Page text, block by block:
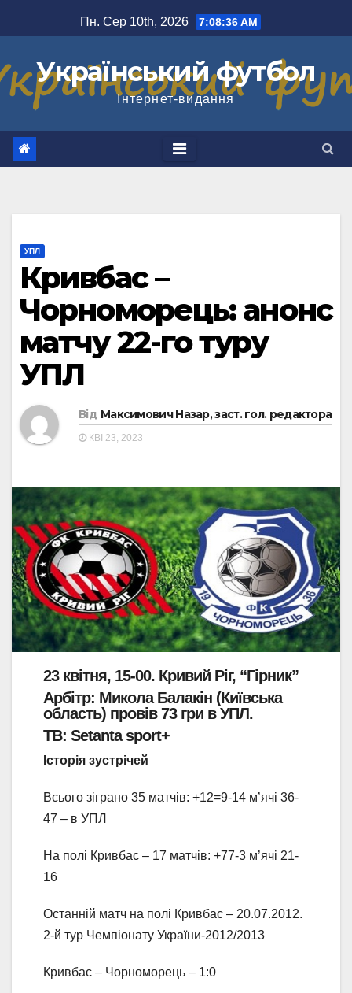
до
Пн. Сер 10th, 2026 7:08:37 AM
Український футбол
Інтернет-видання
УПЛ
Кривбас –
Чорноморець: анонс
матчу 22-го туру
УПЛ
Від Максимович Назар, заст. гол. редактора
КВІ 23, 2023
23 квітня, 15-00. Кривий Ріг, “Гірник”
Арбітр: Микола Балакін (Київська
область) провів 73 гри в УПЛ.
ТВ: Setanta sport+
Історія зустрічей
Всього зіграно 35 матчів: +12=9-14 м’ячі 36-
47 – в УПЛ
На полі Кривбас – 17 матчів: +77-3 м’ячі 21-
16
Останній матч на полі Кривбас – 20.07.2012.
2-й тур Чемпіонату України-2012/2013
Кривбас – Чорноморець – 1:0